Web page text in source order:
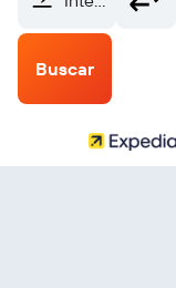
Buscar